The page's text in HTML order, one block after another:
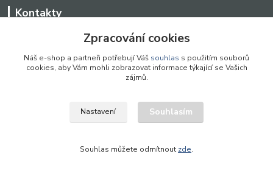
Kontakty
WWW.SCANLED.CZ 2022
Zpracování cookies
Náš e-shop a partneři potřebují Váš souhlas s použitím souborů
cookies, aby Vám mohli zobrazovat informace týkající se Vašich
zájmů.
Nastavení Souhlasím
Souhlas můžete odmítnout zde.